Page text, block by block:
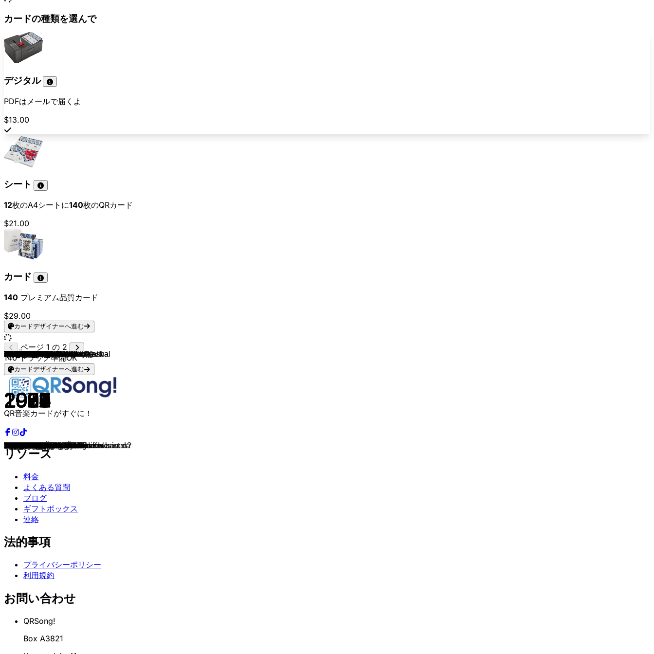
カードの種類を選んで
デジタル
PDFはメールで届くよ
$13.00
シート
12枚のA4シートに140枚のQRカード
$21.00
カード
140 プレミアム品質カード
$29.00
カードデザイナーへ進む
Haftbefehl & Bazzazian
2015
069
Ron Bielecki & Ikke Hüftgold
2021
Tornado
FiNCH
2021
Kai hat frei
Mehnersmoos
2024
3 Bier
Tream & treamiboii
2025
SOMMERNÄCHTE
Zartmann
2025
tau mich auf
Tream & treamiboii
2025
DRAGO AUGUSTINO
Nena
1983
99 Luftballons
Die Ärzte
2007
Junge
Geier Sturzflug
1982
Bruttosozialprodukt
DJ Paul Elstak
1995
Rainbow In The Sky
Falco
1985
Rock Me Amadeus
Falco
1998
Egoist
Die Prinzen
1993
Alles nur geklaut
Die Ärzte
1988
Westerland
Sääftig
2025
BIERZELT SANITÄTER!
Sääftig
2020
Bayrisch Drip
Imagine Dragons
2017
Believer
Kenndog
2021
Beethoven
GAYLE
2021
abcdefu
Tai Verdes
2021
AOK
LUZI
2021
Bass
Rhinwaldsounds
2016
Schorli
Oimara
2024
Wackelkontakt
Juju (feat. Henning May)
2019
Vermissen
Marteria, Miss Platnum, Yasha
2012
Lila Wolken
Peter Fox
2008
Haus am See
Sido & Andreas Bourani
2015
Astronaut
Sido
2012
Bilder im Kopf
Rammstein
2019
Deutschland
Helene Fischer
2017
Herzbeben
Alphaville
1984
Forever Young
Schnuffel
2008
Häschenparty
Nena
1982
Nur geträumt
Ariana Grande
2014
Santa Tell Me
Rolf Zuckowski
1987
In der Weihnachtsbäckerei
Wincent Weiss
2024
Jeden Tag Weihnachten
Jocelyn B. Smith
2006
Der Ewige Kreis
Andreas Bourani (Vaiana)
2016
Voll gerne
Die Eiskönigin (Film)
2013
Willst du einen Schneemann bauen?
Das Dschungelbuch
1967
Ich Wäre Gern Wie DU
Mr. Takata
2012
Tacata'
Fabian Buch
2014
Mädchen auf dem Pferd
Die Toten Hosen
2012
Tage wie diese
CRO
2012
Einmal um die Welt
Taylor Swift
2014
Shake It Off
Imagine Dragons
2017
Thunder
Rihanna
2006
SOS
Lady Gaga
2007
Paparazzi
Lady Gaga
2011
Born This Way
Avicii
2013
Wake Me Up
Katy Perry
2008
I Kissed A Girl
Britney Spears
2004
Toxic
T»MA a.k.a. Falco
1996
Mutter, der Mann mit dem Koks ist da
Ozzy Osbourne
1991
Mama, I'm Coming Home
Ozzy Osbourne
2001
Dreamer
Otto Waalkes
1993
Wir haben Grund zum Feiern
Münchener Freiheit
1985
Ohne Dich
Bryan Adams
1985
Summer Of '69
Spider Murphy Gang
1982
Skandal im Sperrbezirk
The Police
1983
Every Breath You Take
SNAP!
1992
Rhythm Is A Dancer
Günther
2003
Ding Dong Song
Montez
2025
Herzensmensch
The BossHoss
2015
Jolene
Blümchen
1995
Herz an Herz
Die Fantastischen Vier
1992
Die Da!?!
Tic Tac Toe
1995
Ich find dich scheisse
La Bouche
1995
Be My Lover
Will Smith
1997
Miami
Robbie Williams
1997
Angels
Britney Spears
1998
...Baby One More Time
Rio Reiser
1986
König von Deutschland
A-ha
1985
Take On Me
Steve Miller Band
1982
Abracadabra
Spice Girls
1996
Wannabe
Mr. President
1996
Coco Jamboo
Los Del Rio
1993
Macarena
Dr. Alban
1992
It's My Life
Scooter
1998
How Much Is the Fish?
The Beatles
1969
Here Comes The Sun
Queen
1978
Don't Stop Me Now
Queen
1977
We Will Rock You
The Beatles
1965
Help!
Elvis Presley
1972
Burning Love
Elvis Presley
1957
Jailhouse Rock
Elvis Presley
1956
Hound Dog
Micheal Jackson
1982
Billie Jean
Michael Jackson
1982
Thriller
Michael Jackson
1982
Beat It
Creedence Clearwater Revival
1969
Fortunate Son
The Irish Rovers
1980
Wasn't That a Party
Kenny Chesney
2014
American Kids
Rascal Flatts
2006
Life is a Highway
Bruce Springsteen
1984
Born In The U.S.A.
Kid Rock
2007
All Summer Long
Van Halen
1984
Jump
Billy Idol
1981
Mony Mony
Bill Haley & His Comets
1956
Vive La Rock And Roll
Nena
1984
Irgendwie, irgendwo, irgendwann
ページ 1 の 2
140トラック準備OK
カードデザイナーへ進む
QR音楽カードがすぐに！
リソース
料金
よくある質問
ブログ
ギフトボックス
連絡
法的事項
プライバシーポリシー
利用規約
お問い合わせ
QRSong!
Box A3821